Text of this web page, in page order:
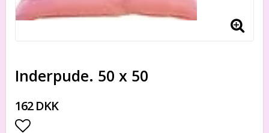
Inderpude. 50 x 50
162 DKK